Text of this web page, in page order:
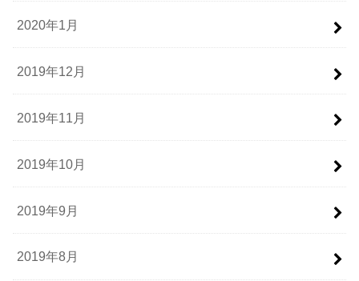
2020年1月
2019年12月
2019年11月
2019年10月
2019年9月
2019年8月